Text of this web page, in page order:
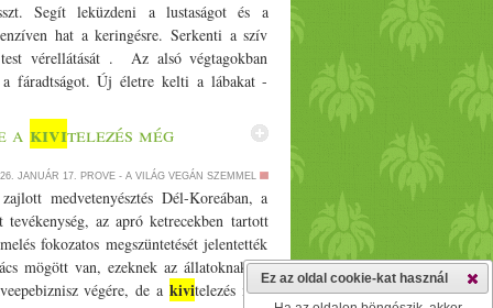
Segít leküzdeni a lustaságot és a
hat a keringésre. Serkenti a szív
vérellátását . Az alsó végtagokban
a fáradtságot. Új életre kelti a lábakat -
Kedvezően hat az emésztésre is, a
a hormonok működését is.
műödés esetén fantsztikus gyakorlat.
is - impotencinál, meddőségnék
serkenti az emésztést, megszüteti a
aranyér esetén is. Javítja a testtartást.
a gerincedet rugalmassan tartani.
és mert ha van a hörgőkben lerakódott
a kivitelezés még
JANUÁR 17. PROVE - A VILÁG VEGÁN SZEMMEL
medvetenyésztés Dél-Koreában, a
az apró ketrecekben tartott
fokozatos megszüntetését jelentették
mögött van, ezeknek az állatoknak az
végére, de a kivitelezés még
Ez az oldal cookie-kat használ